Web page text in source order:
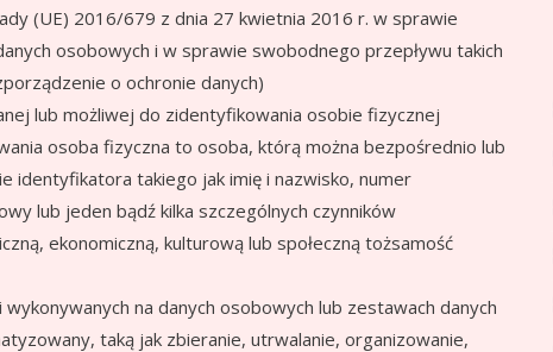
(UE) 2016/679 z dnia 27 kwietnia 2016 r. w sprawie
osobowych i w sprawie swobodnego przepływu takich
o ochronie danych)
lub możliwej do zidentyfikowania osobie fizycznej
osoba fizyczna to osoba, którą można bezpośrednio lub
identyfikatora takiego jak imię i nazwisko, numer
lub jeden bądź kilka szczególnych czynników
ekonomiczną, kulturową lub społeczną tożsamość
na danych osobowych lub zestawach danych
taką jak zbieranie, utrwalanie, organizowanie,